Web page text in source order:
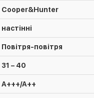
Cooper&Hunter
настінні
Повітря-повітря
31 – 40
A+++/A++